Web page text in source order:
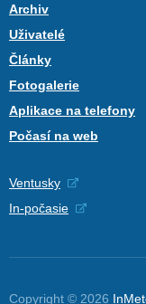
Archiv
Uživatelé
Články
Fotogalerie
Aplikace na telefony
Počasí na web
Ventusky
In-počasie
Copyright © 2026